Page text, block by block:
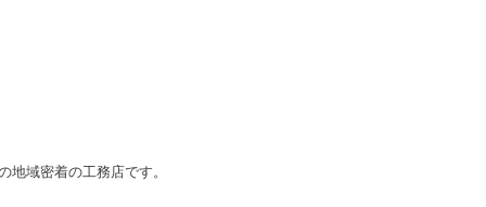
域密着の工務店です。